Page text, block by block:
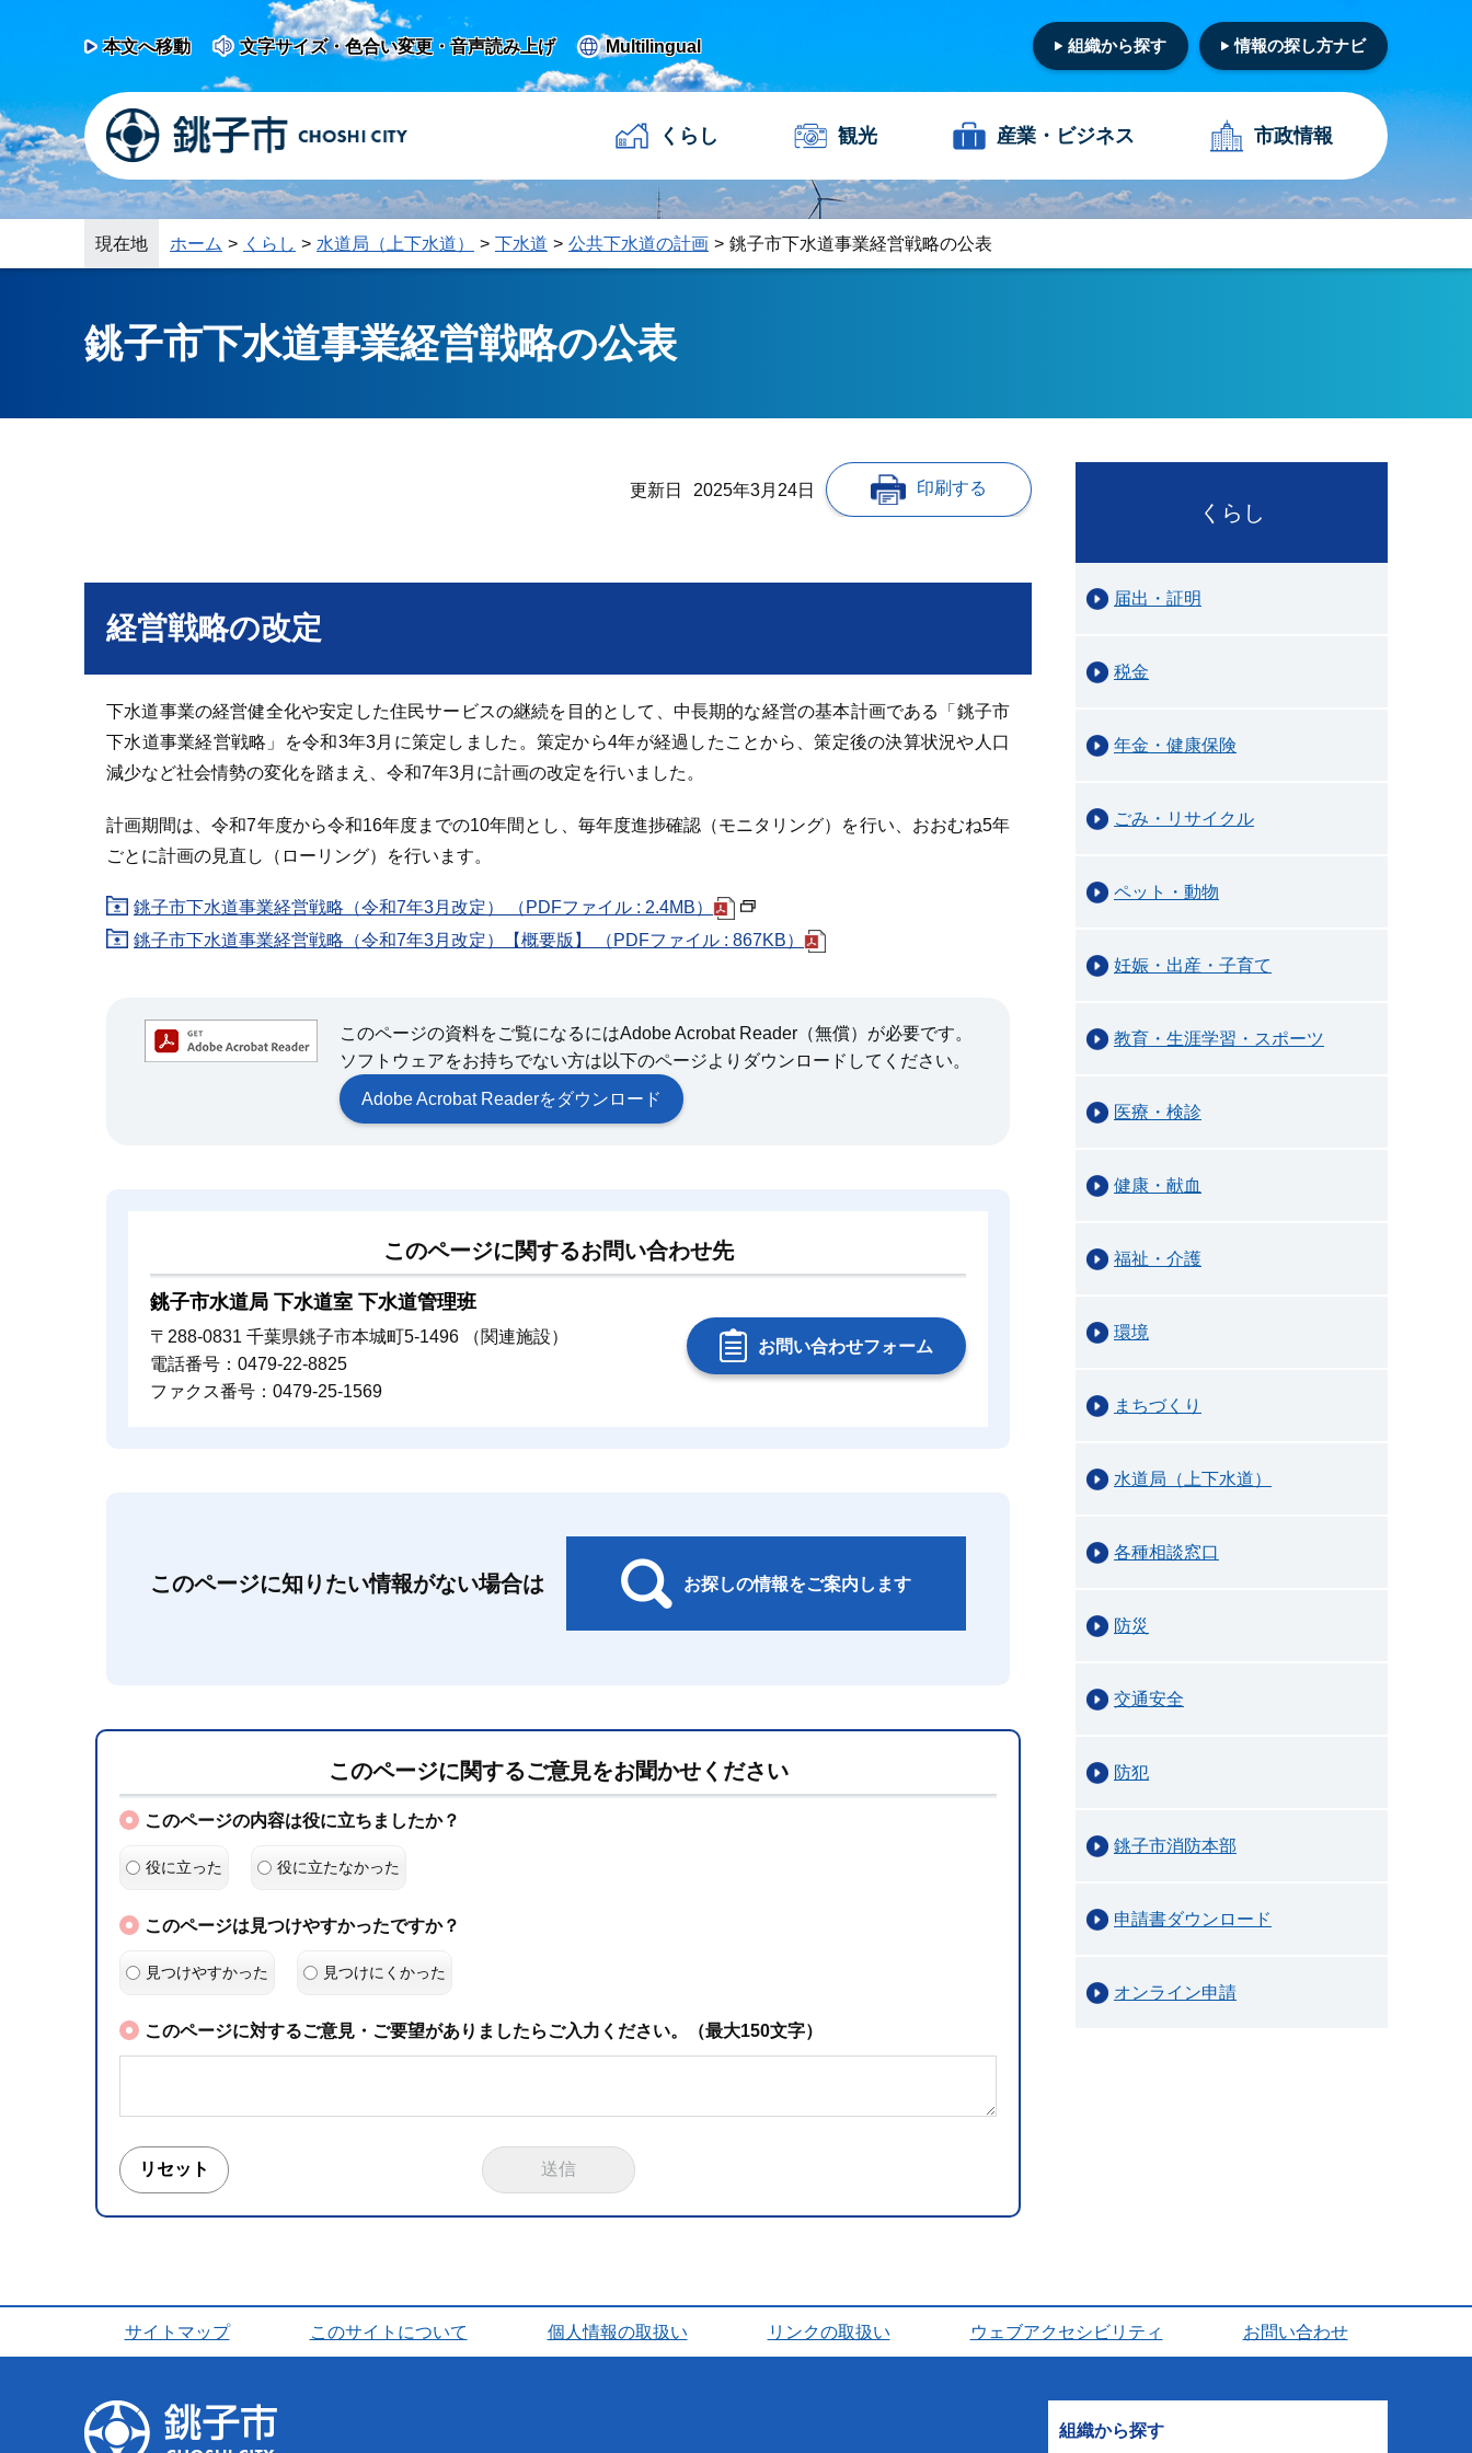
本文へ移動 文字サイズ・色合い変更・音声読み上げ Multilingual 組織から探す 情報の探し方ナビ
くらし 観光 産業・ ビジネス 市政情報
現在地 ホーム くらし 水道局（上下水道） 下水道 公共下水道の計画 銚子市下水道事業経営戦略の公表
銚子市下水道事業経営戦略の公表
更新日 2025年3月24日 印刷する
経営戦略の改定
下水道事業の経営健全化や安定した住民サービスの継続を目的として、中長期的な経営の基本計画である「銚子市
下水道事業経営戦略」を令和3年3月に策定しました。策定から4年が経過したことから、策定後の決算状況や人口
減少など社会情勢の変化を踏まえ、令和7年3月に計画の改定を行いました。
計画期間は、令和7年度から令和16年度までの10年間とし、毎年度進捗確認（モニタリング）を行い、おおむね5年
ごとに計画の見直し（ローリング）を行います。
銚子市下水道事業経営戦略（令和7年3月改定） （PDFファイル : 2.4MB）
銚子市下水道事業経営戦略（令和7年3月改定）【概要版】 （PDFファイル : 867KB）
このページの資料をご覧になるにはAdobe Acrobat Reader（無償）が必要です。
ソフトウェアをお持ちでない方は以下のページよりダウンロードしてください。
Adobe Acrobat Readerをダウンロード
このページに関するお問い合わせ先
銚子市水道局 下水道室 下水道管理班
〒288-0831 千葉県銚子市本城町5-1496 （関連施設）
電話番号：0479-22-8825
ファクス番号：0479-25-1569
お問い合わせフォーム
このページに知りたい情報がない場合は お探しの情報をご案内します
このページに関するご意見をお聞かせください
このページの内容は役に立ちましたか？
役に立った 役に立たなかった
このページは見つけやすかったですか？
見つけやすかった 見つけにくかった
このページに対するご意見・ご要望がありましたらご入力ください。（最大150文字）
くらし
届出・証明
税金
年金・健康保険
ごみ・リサイクル
ペット・動物
妊娠・出産・子育て
教育・生涯学習・スポーツ
医療・検診
健康・献血
福祉・介護
環境
まちづくり
水道局（上下水道）
各種相談窓口
防災
交通安全
防犯
銚子市消防本部
申請書ダウンロード
オンライン申請
サイトマップ このサイトについて 個人情報の取扱い リンクの取扱い ウェブアクセシビリティ お問い合わせ
組織から探す